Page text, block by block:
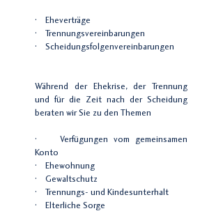
· Eheverträge
· Trennungsvereinbarungen
· Scheidungsfolgenvereinbarungen
Während der Ehekrise, der Trennung
und für die Zeit nach der Scheidung
beraten wir Sie zu den Themen
· Verfügungen vom gemeinsamen
Konto
· Ehewohnung
· Gewaltschutz
· Trennungs- und Kindesunterhalt
· Elterliche Sorge